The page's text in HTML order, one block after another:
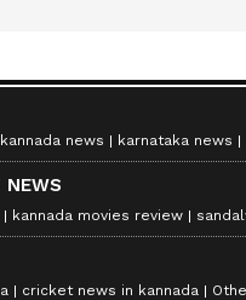
news karnataka news
NEWS
kannada movies review
cricket news in kannada